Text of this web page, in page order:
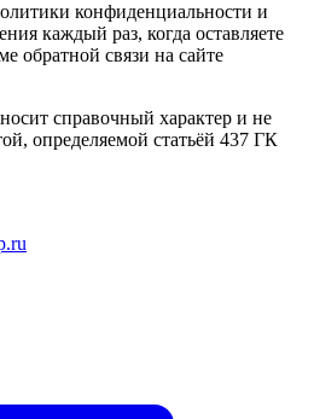
конфиденциальности и
каждый раз, когда оставляете
обратной связи на сайте
справочный характер и не
определяемой статьёй 437 ГК